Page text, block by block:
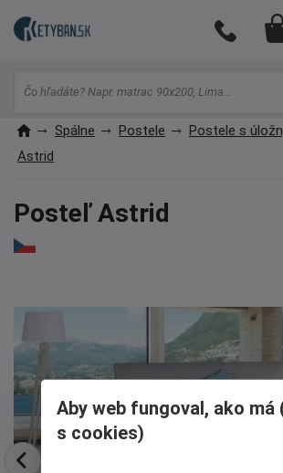
Spálne Postele
Postele s
Astrid
Posteľ Astrid
Aby web fungoval, ako má
s cookies)